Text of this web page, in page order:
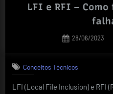
LFI e RFI –
Posted
28/06/2023
Conceitos Técnicos
LFI (Local File Inclusion) e RFI